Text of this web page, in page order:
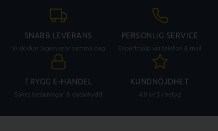
SNABB LEVERANS
Vi skickar lagervaror samma dag
PERSONLIG SERVICE
Experthjälp via telefon & mail
TRYGG E-HANDEL
Säkra betalningar & dataskydd
KUNDNÖJDHET
4.8 av 5 i betyg